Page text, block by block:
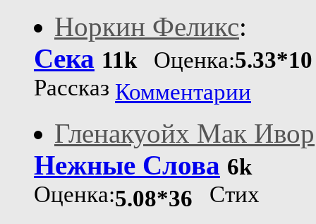
Норкин Феликс:
Сека 11kОценка:5.33*10
Рассказ Комментарии
Гленакуойх Мак Ивор
Нежные Слова 6k
Оценка:5.08*36
Стих